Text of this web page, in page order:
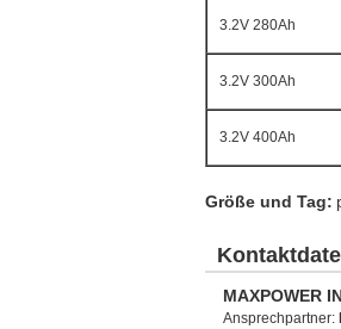
3.2V 280Ah
3.2V 300Ah
3.2V 400Ah
Größe und Tag:
MAXPOWER
Ansprechpartner: